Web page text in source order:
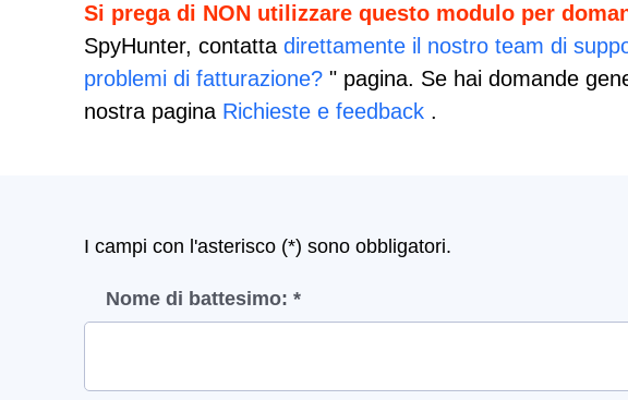
Si prega di NON utilizzare questo modulo per
SpyHunter, contatta direttamente il nostro team di
problemi di fatturazione? " pagina. Se hai domande
nostra pagina Richieste e feedback .
I campi con l'asterisco (*) sono obbligatori.
Nome di battesimo: *